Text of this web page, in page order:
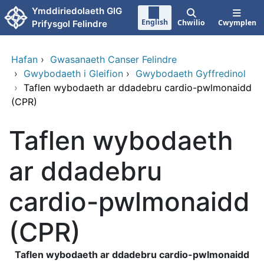
Neidio i'r prif gynnwy
Ymddiriedolaeth GIG
Prifysgol Felindre
English Chwilio Cwymplen
Hafan › Gwasanaeth Canser Felindre
› Gwybodaeth i Gleifion › Gwybodaeth Gyffredinol
› Taflen wybodaeth ar ddadebru cardio-pwlmonaidd
(CPR)
Taflen wybodaeth
ar ddadebru
cardio-pwlmonaidd
(CPR)
Taflen wybodaeth ar ddadebru cardio-pwlmonaidd